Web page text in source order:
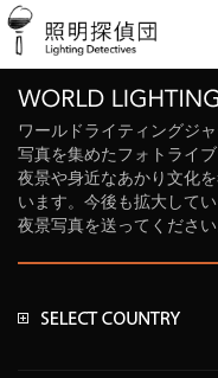
ワールドライティングジ
写真を集めたフォトライ
夜景や身近なあかり文化
います。今後も拡大して
夜景写真を送ってください